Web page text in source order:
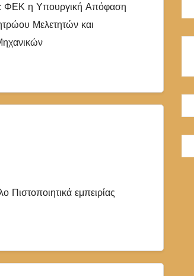
ΦΕΚ η Υπουργική Απόφαση
Μελετητών και
εμπειρίας